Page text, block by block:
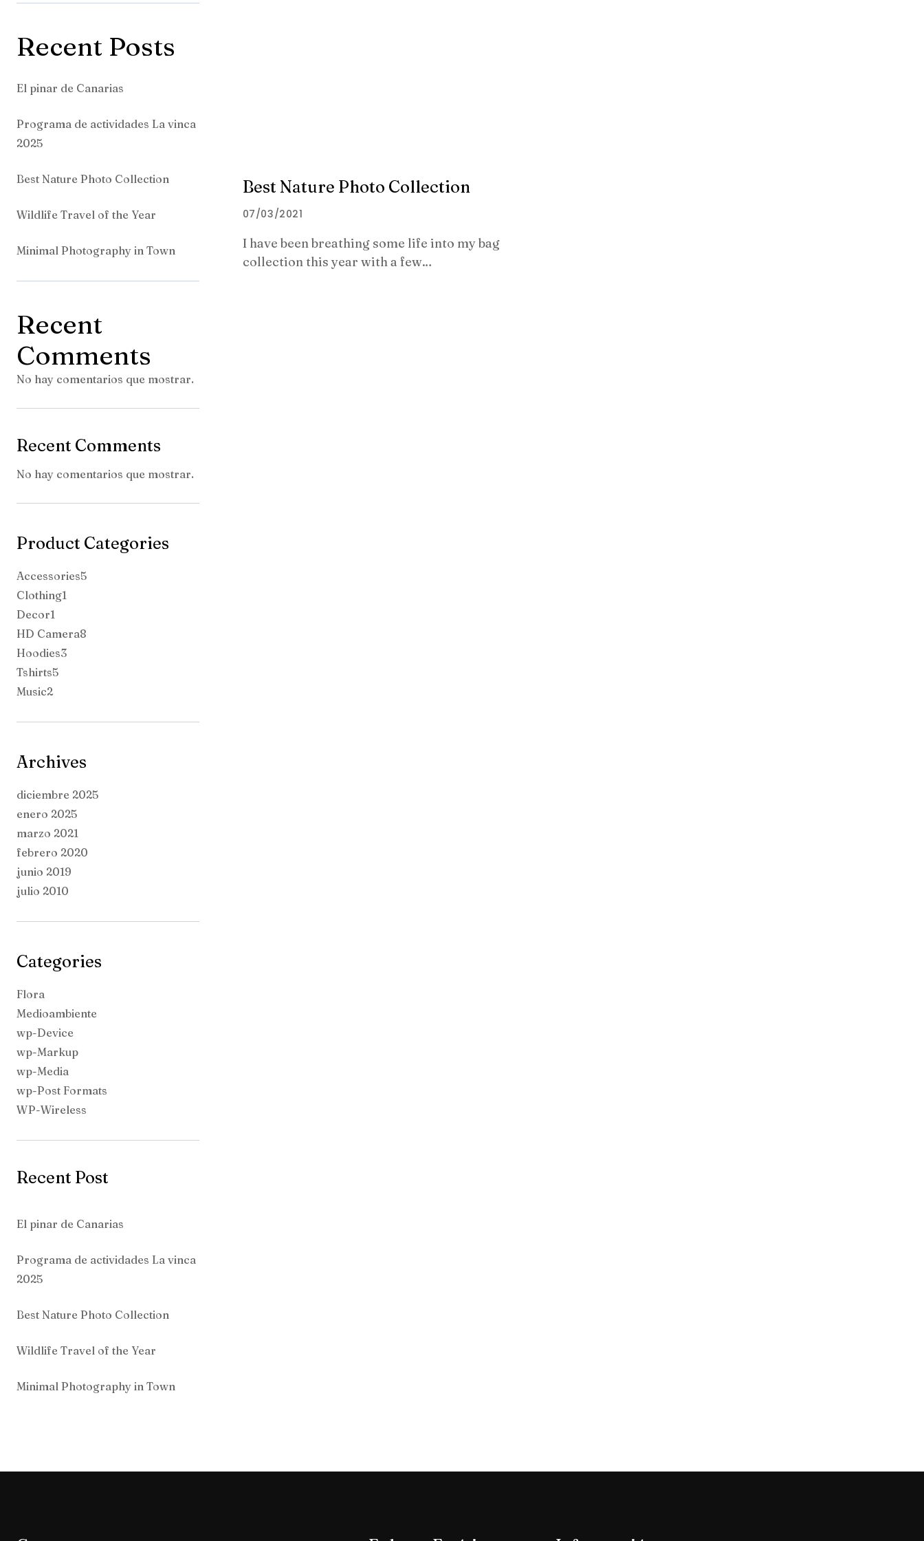
Best Nature Photo Collection
07/03/2021
I have been breathing some life into my bag
collection this year with a few…
Recent Posts
El pinar de Canarias
Programa de actividades La vinca
2025
Best Nature Photo Collection
Wildlife Travel of the Year
Minimal Photography in Town
Recent
Comments
No hay comentarios que mostrar.
Recent Comments
No hay comentarios que mostrar.
Product Categories
Accessories55
Clothing1
Decor1
producto
HD Camera8
Hoodies33
Tshirts55
Music22
Archives
diciembre 2025
enero 2025
marzo 2021
febrero 2020
junio 2019
julio 2010
Categories
Flora
Medioambiente
wp-Device
wp-Markup
wp-Media
wp-Post Formats
WP-Wireless
Recent Post
El pinar de Canarias
Programa de actividades La vinca
2025
Best Nature Photo Collection
Wildlife Travel of the Year
Minimal Photography in Town